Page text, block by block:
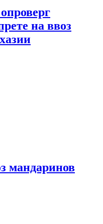
на ввоз
мандаринов